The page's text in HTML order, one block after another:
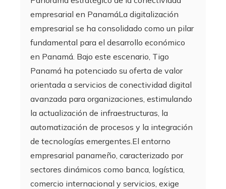
empresarial en PanamáLa digitalización
empresarial se ha consolidado como un pilar
fundamental para el desarrollo económico
en Panamá. Bajo este escenario, Tigo
Panamá ha potenciado su oferta de valor
orientada a servicios de conectividad digital
avanzada para organizaciones, estimulando
la actualización de infraestructuras, la
automatización de procesos y la integración
de tecnologías emergentes.El entorno
empresarial panameño, caracterizado por
sectores dinámicos como banca, logística,
comercio internacional y servicios, exige